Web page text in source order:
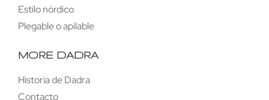
Estilo nórdico
Plegable o apilable
MORE DADRA
Historia de Dadra
Contacto